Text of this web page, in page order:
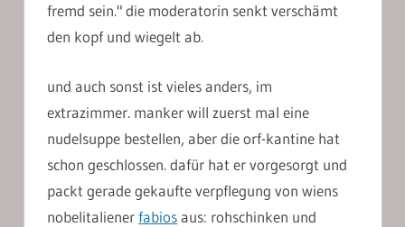
fremd sein." die moderatorin senkt verschämt
den kopf und wiegelt ab.
und auch sonst ist vieles anders, im
extrazimmer. manker will zuerst mal eine
nudelsuppe bestellen, aber die orf-kantine hat
schon geschlossen. dafür hat er vorgesorgt und
packt gerade gekaufte verpflegung von wiens
nobelitalienerfabiosaus: rohschinken und